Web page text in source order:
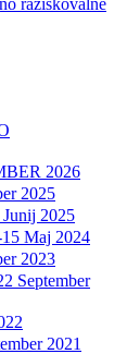
raziskovalne
2026
2025
2025
Maj 2024
2023
September
2021